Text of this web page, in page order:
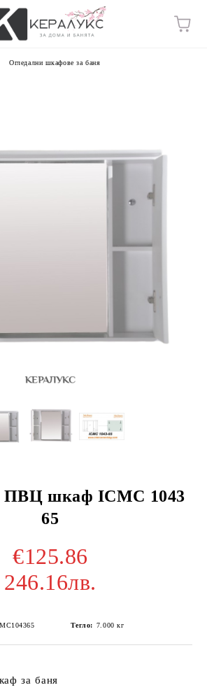
Огледални шкафове за баня
ПВЦ шкаф ICMC 1043
65
€125.86
246.16лв.
Тегло: 7.000 кг
за баня